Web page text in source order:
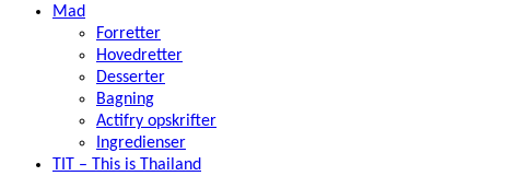
Mad
Forretter
Hovedretter
Desserter
Bagning
Actifry opskrifter
Ingredienser
TIT – This is Thailand